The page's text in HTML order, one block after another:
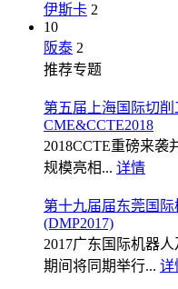
伊斯卡 2
10
阪泰 2
推荐专题
第五届上海国际切
CME&CCTE2018
2018CCTE重磅来袭
规模亮相... 详情
第十九届届东莞国
(DMP2017)
2017广东国际机器
期间将同期举行... 详